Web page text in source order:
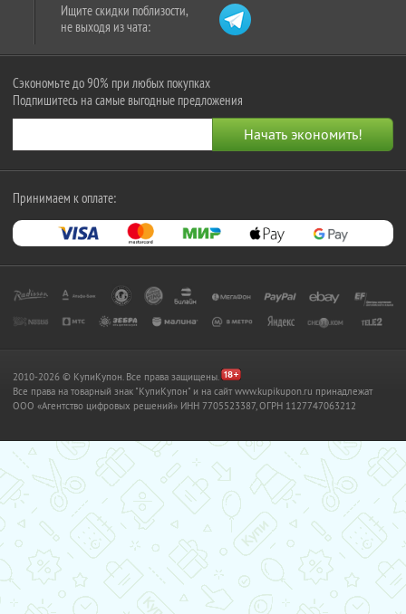
Ищите скидки поблизости,
не выходя из чата:
Сэкономьте до 90% при любых покупках
Подпишитесь на самые выгодные предложения
Принимаем к оплате:
2010-2026 © КупиКупон. Все права защищены.
Все права на товарный знак "КупиКупон" и на сайт www.kupikupon.ru принадлежат
OOO «Агентство цифровых решений» ИНН 7705523387, ОГРН 1127747063212